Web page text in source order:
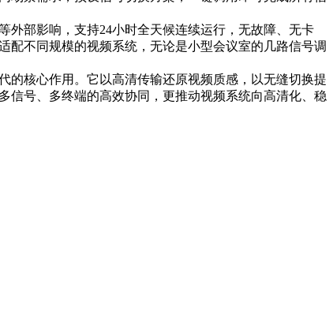
外部影响，支持24小时全天候连续运行，无故障、无卡
配不同规模的视频系统，无论是小型会议室的几路信号调
的核心作用。它以高清传输还原视频质感，以无缝切换提
信号、多终端的高效协同，更推动视频系统向高清化、稳